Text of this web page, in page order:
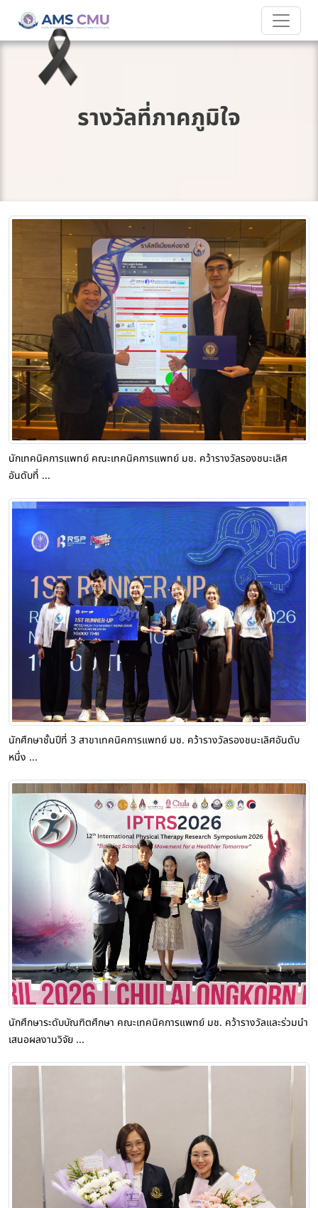
รางวัลที่ภาคภูมิใจ
นักเทคนิคการแพทย์ คณะเทคนิคการแพทย์ มช. คว้ารางวัลรองชนะเลิศ
อันดับที่ ...
นักศึกษาชั้นปีที่ 3 สาขาเทคนิคการแพทย์ มช. คว้ารางวัลรองชนะเลิศอันดับ
หนึ่ง ...
นักศึกษาระดับบัณฑิตศึกษา คณะเทคนิคการแพทย์ มช. คว้ารางวัลและร่วมนำ
เสนอผลงานวิจัย ...